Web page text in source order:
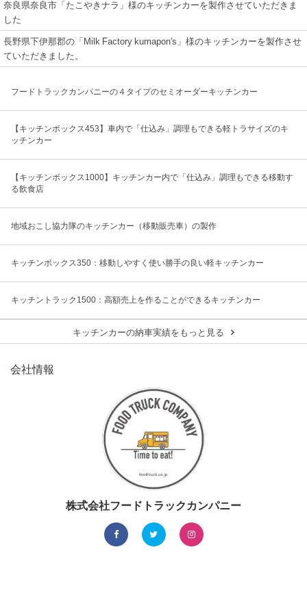
奈良県奈良市「たこやきナラ」様のキッチンカーを製作させていただきま
した
長野県下伊那郡の「Milk Factory kumapon's」様のキッチンカーを製作させ
ていただきました。
フードトラックカンパニーの４タイプのセミオーダーキッチンカー
【キッチンボックス453】車内で「仕込み」調理もできる軽トラサイズのキ
ッチンカー
【キッチンボックス1000】キッチンカー内で「仕込み」調理もできる移動す
る飲食店
地域おこし協力隊のキッチンカー（移動販売車）の製作
キッチンボックス350：移動しやすく使い勝手の良い軽キッチンカー
キッチントラック1500：高額売上を作ることができるキッチンカー
キッチンカーの納車実績をもっと見る
会社情報
株式会社フードトラックカンパニー